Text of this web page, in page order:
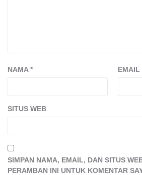
NAMA* EMAIL
SITUS WEB
SIMPAN NAMA, EMAIL, DAN SITUS
PERAMBAN INI UNTUK KOMENTAR